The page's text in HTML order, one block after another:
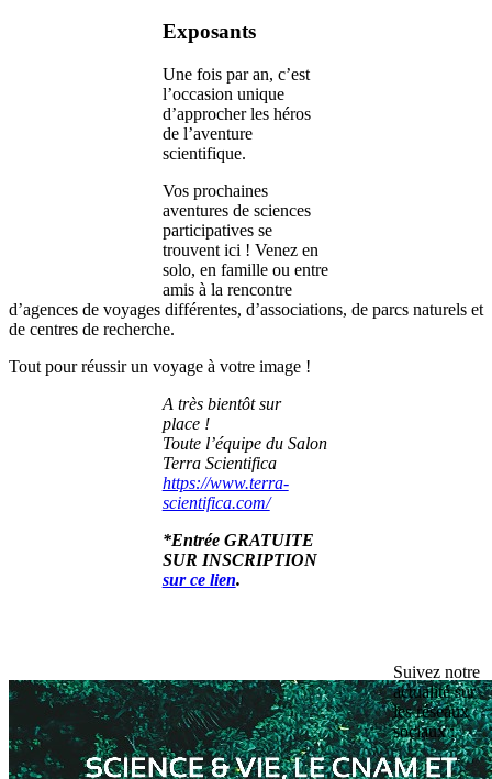
Exposants
Une fois par an, c’est
l’occasion unique
d’approcher les héros
de l’aventure
scientifique.
Vos prochaines
aventures de sciences
participatives se
trouvent ici ! Venez en
solo, en famille ou entre
amis à la rencontre
d’agences de voyages différentes, d’associations, de parcs naturels et
de centres de recherche.
Tout pour réussir un voyage à votre image !
A très bientôt sur
place !
Toute l’équipe du Salon
Terra Scientifica
https://www.terra-
scientifica.com/
*Entrée GRATUITE
SUR INSCRIPTION
sur ce lien.
Suivez notre
actualité sur
les réseaux
sociaux :